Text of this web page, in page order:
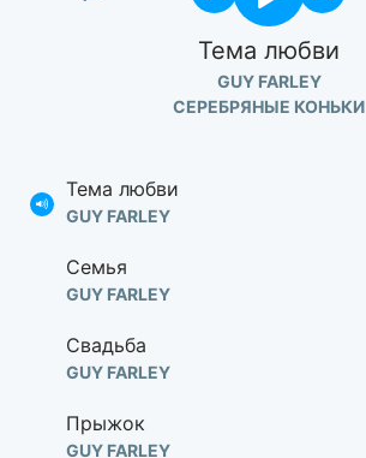
Тема любви
GUY FARLEY
СЕРЕБРЯНЫЕ КОНЬКИ
Тема любви
GUY FARLEY
Семья
GUY FARLEY
Свадьба
GUY FARLEY
Прыжок
GUY FARLEY